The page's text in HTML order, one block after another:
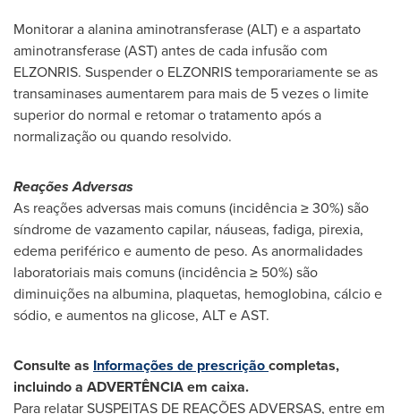
Monitorar a alanina aminotransferase (ALT) e a aspartato
aminotransferase (AST) antes de cada infusão com
ELZONRIS. Suspender o ELZONRIS temporariamente se as
transaminases aumentarem para mais de 5 vezes o limite
superior do normal e retomar o tratamento após a
normalização ou quando resolvido.
Reações Adversas
As reações adversas mais comuns (incidência ≥ 30%) são
síndrome de vazamento capilar, náuseas, fadiga, pirexia,
edema periférico e aumento de peso. As anormalidades
laboratoriais mais comuns (incidência ≥ 50%) são
diminuições na albumina, plaquetas, hemoglobina, cálcio e
sódio, e aumentos na glicose, ALT e AST.
Consulte as Informações de prescriçãocompletas,
incluindo a ADVERTÊNCIA em caixa.
Para relatar SUSPEITAS DE REAÇÕES ADVERSAS, entre em